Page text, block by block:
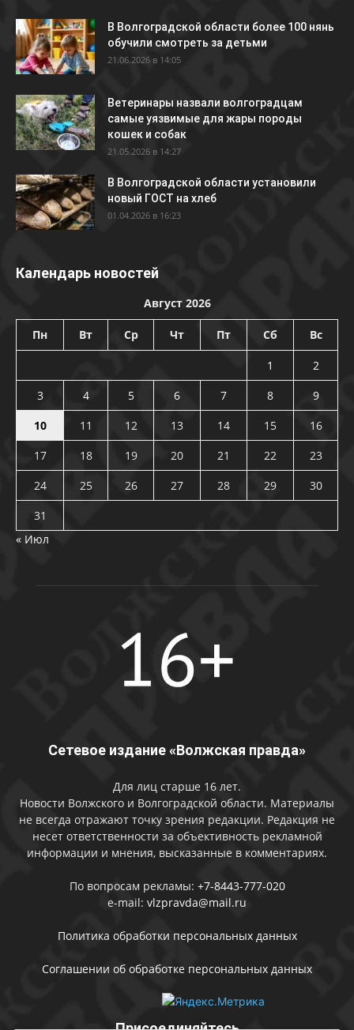
В Волгоградской области более 100 нянь
обучили смотреть за детьми
21.06.2026 в 14:05
Ветеринары назвали волгоградцам
самые уязвимые для жары породы
кошек и собак
21.05.2026 в 14:27
В Волгоградской области установили
новый ГОСТ на хлеб
01.04.2026 в 16:23
Календарь новостей
Август 2026
Пн Вт Ср Чт Пт Сб Вс
1
2
3
4 5 6 7 8
9
10
11 12 13 14 15
16
17
18 19 20 21 22
23
24
25 26 27 28 29
30
31
« Июл
Сетевое издание «Волжская правда»
Для лиц старше 16 лет.
Новости Волжского и Волгоградской области. Материалы
не всегда отражают точку зрения редакции. Редакция не
несет ответственности за объективность рекламной
информации и мнения, высказанные в комментариях.
По вопросам рекламы: +7-8443-777-020
e-mail: vlzpravda@mail.ru
Политика обработки персональных данных
Соглашении об обработке персональных данных